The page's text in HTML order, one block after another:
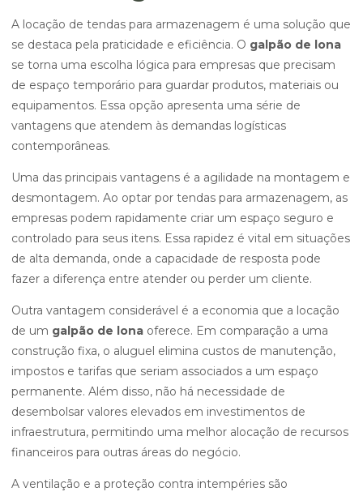
A locação de tendas para armazenagem é uma solução que
se destaca pela praticidade e eficiência. O galpão de lona
se torna uma escolha lógica para empresas que precisam
de espaço temporário para guardar produtos, materiais ou
equipamentos. Essa opção apresenta uma série de
vantagens que atendem às demandas logísticas
contemporâneas.
Uma das principais vantagens é a agilidade na montagem e
desmontagem. Ao optar por tendas para armazenagem, as
empresas podem rapidamente criar um espaço seguro e
controlado para seus itens. Essa rapidez é vital em situações
de alta demanda, onde a capacidade de resposta pode
fazer a diferença entre atender ou perder um cliente.
Outra vantagem considerável é a economia que a locação
de um galpão de lona oferece. Em comparação a uma
construção fixa, o aluguel elimina custos de manutenção,
impostos e tarifas que seriam associados a um espaço
permanente. Além disso, não há necessidade de
desembolsar valores elevados em investimentos de
infraestrutura, permitindo uma melhor alocação de recursos
financeiros para outras áreas do negócio.
A ventilação e a proteção contra intempéries são